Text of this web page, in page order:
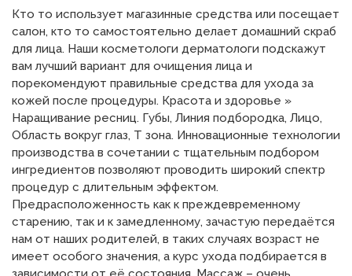
Кто то использует магазинные средства или посещает
салон, кто то самостоятельно делает домашний скраб
для лица. Наши косметологи дерматологи подскажут
вам лучший вариант для очищения лица и
порекомендуют правильные средства для ухода за
кожей после процедуры. Красота и здоровье »
Наращивание ресниц. Губы, Линия подбородка, Лицо,
Область вокруг глаз, Т зона. Инновационные технологии
производства в сочетании с тщательным подбором
ингредиентов позволяют проводить широкий спектр
процедур с длительным эффектом.
Предрасположенность как к преждевременному
старению, так и к замедленному, зачастую передаётся
нам от наших родителей, в таких случаях возраст не
имеет особого значения, а курс ухода подбирается в